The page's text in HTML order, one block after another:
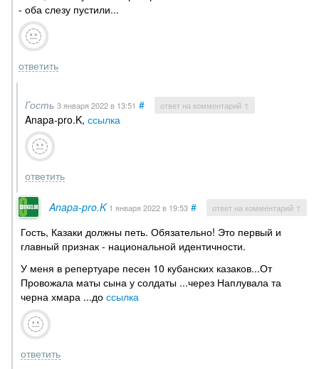
- оба слезу пустили...
ответить
Гость 3 января 2022в 13:51 # ответ на комментарий ↑
Anapa-pro.K, ссылка
ответить
Anapa-pro.K 1 января 2022в 19:53 # ответ на комментарий ↑
Гость, Казаки должны петь. Обязательно! Это первый и
главный признак - национальной идентичности.
У меня в репертуаре песен 10 кубанских казаков...От
Провожала маты сына у солдаты ...через Наплувала та
черна хмара ...до ссылка
ответить